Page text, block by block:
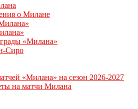
о Милане
«Милана»
Сиро
«Милана» на сезон 2026-2027
на матчи Милана